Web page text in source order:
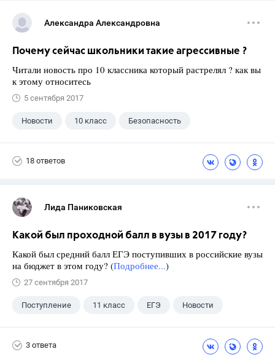
Александра Александровна
Почему сейчас школьники такие агрессивные ?
Читали новость про 10 классника который растрелял ? как вы
к этому относитесь
5 сентября 2017
Новости 10 класс Безопасность
18 ответов
Лида Паниковская
Какой был проходной балл в вузы в 2017 году?
Какой был средний балл ЕГЭ поступивших в российские вузы
на бюджет в этом году? (Подробнее...)
27 сентября 2017
Поступление 11 класс ЕГЭ Новости
3 ответа